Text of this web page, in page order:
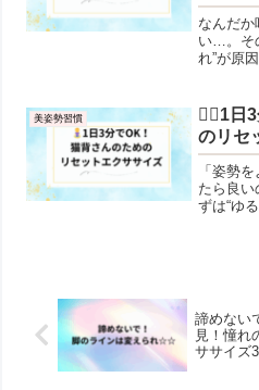
なんだ
い…。そ
れ”が原
これら
る体の
美姿勢習慣
🧘‍♀️1日
のリセ
「姿勢
たら良い
ずは“ゆ
諦めない
見！憧れ
ササイズ